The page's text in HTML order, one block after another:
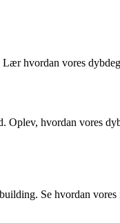
hvordan vores
hvordan vores
Se hvordan